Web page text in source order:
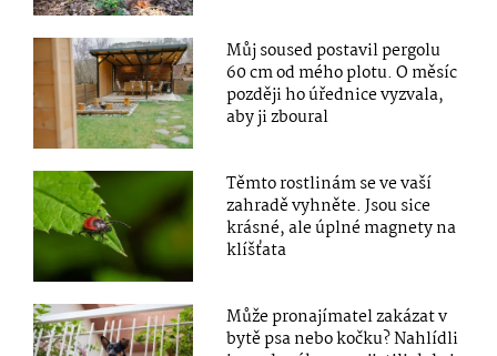
Můj soused postavil pergolu
60 cm od mého plotu. O měsíc
později ho úřednice vyzvala,
aby ji zboural
Těmto rostlinám se ve vaší
zahradě vyhněte. Jsou sice
krásné, ale úplné magnety na
klíšťata
Může pronajímatel zakázat v
bytě psa nebo kočku? Nahlídli